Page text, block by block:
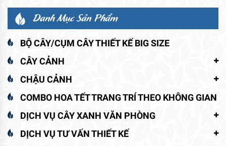
Danh Mục Sản Phẩm
BỘ CÂY/CỤM CÂY THIẾT KẾ BIG SIZE
CÂY CẢNH
CHẬU CẢNH
COMBO HOA TẾT TRANG TRÍ THEO KHÔNG GIAN
DỊCH VỤ CÂY XANH VĂN PHÒNG
DỊCH VỤ TƯ VẤN THIẾT KẾ